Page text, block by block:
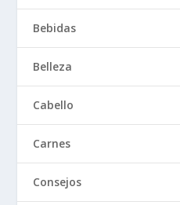
Bebidas
Belleza
Cabello
Carnes
Consejos